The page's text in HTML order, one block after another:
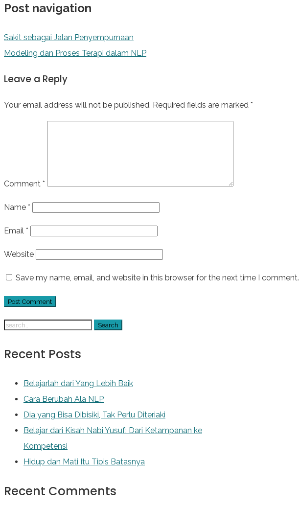
Post navigation
Sakit sebagai Jalan Penyempurnaan
Modeling dan Proses Terapi dalam NLP
Leave a Reply
Your email address will not be published. Required fields are marked *
Comment *
Name *
Email *
Website
Save my name, email, and website in this browser for the next time I comment.
Recent Posts
Belajarlah dari Yang Lebih Baik
Cara Berubah Ala NLP
Dia yang Bisa Dibisiki, Tak Perlu Diteriaki
Belajar dari Kisah Nabi Yusuf: Dari Ketampanan ke
Kompetensi
Hidup dan Mati Itu Tipis Batasnya
Recent Comments